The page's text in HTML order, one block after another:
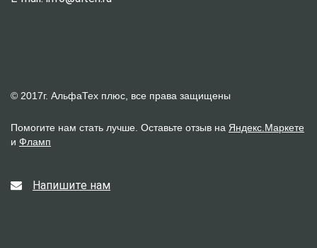
© 2017г. АльфаТех плюс, все права защищены
Помогите нам стать лучше. Оставьте отзыв на Яндекс.Маркете
и Фламп
Напишите нам